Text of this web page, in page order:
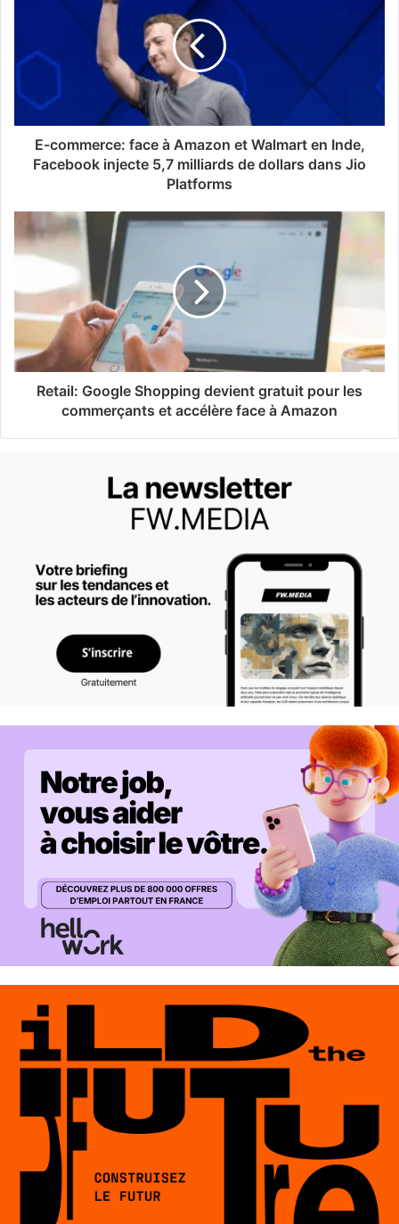
E-commerce: face à Amazon et Walmart en Inde,
Facebook injecte 5,7 milliards de dollars dans Jio
Platforms
Retail: Google Shopping devient gratuit pour les
commerçants et accélère face à Amazon